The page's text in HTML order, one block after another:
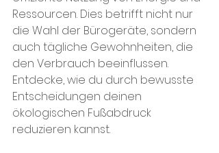
Ressourcen. Dies betrifft nicht nur
die Wahl der Bürogeräte, sondern
auch tägliche Gewohnheiten, die
den Verbrauch beeinflussen.
Entdecke, wie du durch bewusste
Entscheidungen deinen
ökologischen Fußabdruck
reduzieren kannst.